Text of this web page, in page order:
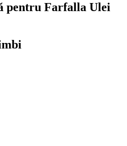
pentru Farfalla Ulei